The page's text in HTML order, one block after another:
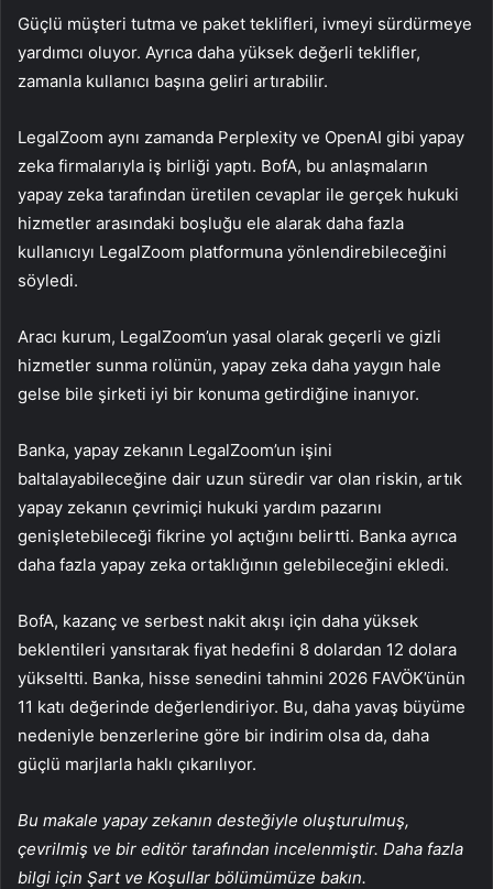
Güçlü müşteri tutma ve paket teklifleri, ivmeyi sürdürmeye
yardımcı oluyor. Ayrıca daha yüksek değerli teklifler,
zamanla kullanıcı başına geliri artırabilir.
LegalZoom aynı zamanda Perplexity ve OpenAI gibi yapay
zeka firmalarıyla iş birliği yaptı. BofA, bu anlaşmaların
yapay zeka tarafından üretilen cevaplar ile gerçek hukuki
hizmetler arasındaki boşluğu ele alarak daha fazla
kullanıcıyı LegalZoom platformuna yönlendirebileceğini
söyledi.
Aracı kurum, LegalZoom’un yasal olarak geçerli ve gizli
hizmetler sunma rolünün, yapay zeka daha yaygın hale
gelse bile şirketi iyi bir konuma getirdiğine inanıyor.
Banka, yapay zekanın LegalZoom’un işini
baltalayabileceğine dair uzun süredir var olan riskin, artık
yapay zekanın çevrimiçi hukuki yardım pazarını
genişletebileceği fikrine yol açtığını belirtti. Banka ayrıca
daha fazla yapay zeka ortaklığının gelebileceğini ekledi.
BofA, kazanç ve serbest nakit akışı için daha yüksek
beklentileri yansıtarak fiyat hedefini 8 dolardan 12 dolara
yükseltti. Banka, hisse senedini tahmini 2026 FAVÖK’ünün
11 katı değerinde değerlendiriyor. Bu, daha yavaş büyüme
nedeniyle benzerlerine göre bir indirim olsa da, daha
güçlü marjlarla haklı çıkarılıyor.
Bu makale yapay zekanın desteğiyle oluşturulmuş,
çevrilmiş ve bir editör tarafından incelenmiştir. Daha fazla
bilgi için Şart ve Koşullar bölümümüze bakın.